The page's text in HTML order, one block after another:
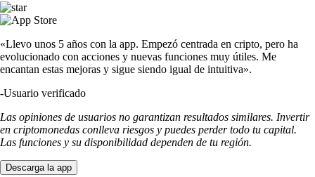
«Llevo unos 5 años con la app. Empezó centrada en cripto, pero ha
evolucionado con acciones y nuevas funciones muy útiles. Me
encantan estas mejoras y sigue siendo igual de intuitiva».
-Usuario verificado
Las opiniones de usuarios no garantizan resultados similares. Invertir
en criptomonedas conlleva riesgos y puedes perder todo tu capital.
Las funciones y su disponibilidad dependen de tu región.
Descarga la app